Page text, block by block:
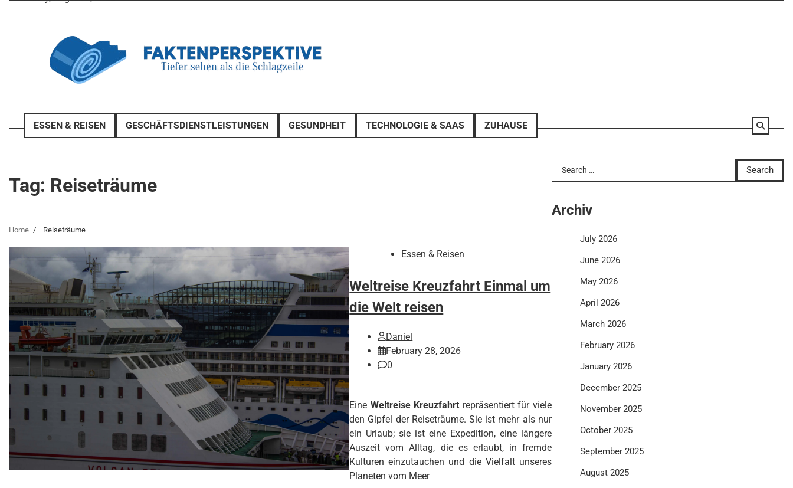
ESSEN & REISEN GESCHÄFTSDIENSTLEISTUNGEN GESUNDHEIT TECHNOLOGIE & SAAS ZUHAUSE
Tag: Reiseträume
Home Reiseträume
Essen & Reisen
Weltreise Kreuzfahrt Einmal um
die Welt reisen
Daniel
February 28, 2026
0
Eine Weltreise Kreuzfahrt repräsentiert für viele
den Gipfel der Reiseträume. Sie ist mehr als nur
ein Urlaub; sie ist eine Expedition, eine längere
Auszeit vom Alltag, die es erlaubt, in fremde
Kulturen einzutauchen und die Vielfalt unseres
Planeten vom Meer
Search
for:
Archiv
July 2026
June 2026
May 2026
April 2026
March 2026
February 2026
January 2026
December 2025
November 2025
October 2025
September 2025
August 2025